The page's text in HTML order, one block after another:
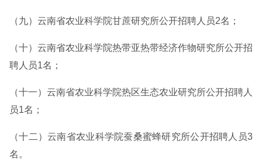
（九）云南省农业科学院甘蔗研究所公开招聘人员2名；
（十）云南省农业科学院热带亚热带经济作物研究所公开招
聘人员1名；
（十一）云南省农业科学院热区生态农业研究所公开招聘人
员1名；
（十二）云南省农业科学院蚕桑蜜蜂研究所公开招聘人员3
名。